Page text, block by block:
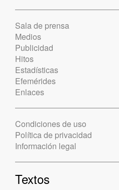
Sala de prensa
Medios
Publicidad
Hitos
Estadísticas
Efemérides
Enlaces
Condiciones de uso
Política de privacidad
Información legal
Textos